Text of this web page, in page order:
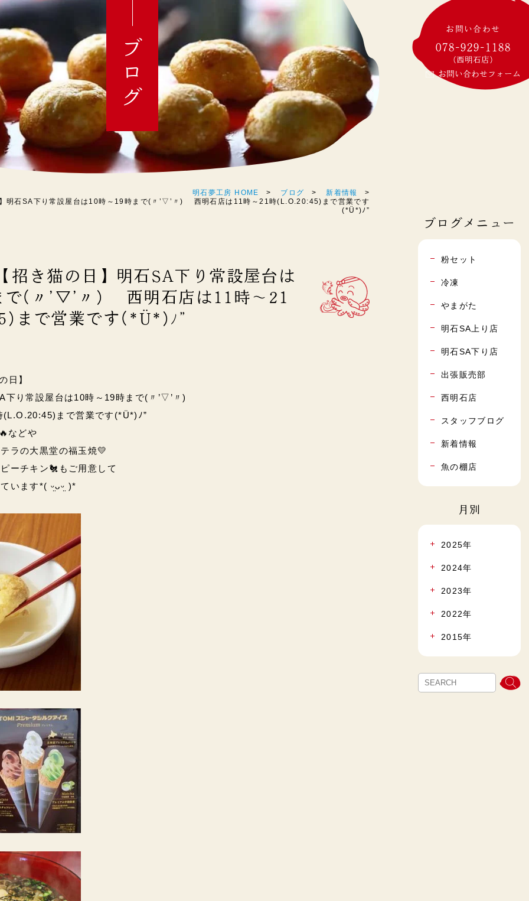
ブログ
明石夢工房 HOME ブログ
新着情報
明石SA下り常設屋台は10時～19時まで(〃’▽’〃) 西明石店は11時～21時(L.O.20:45)まで営業です
(*Ü*)ﾉ”
招き猫の日】明石SA下り常設屋台は
で(〃’▽’〃) 西明石店は11時～21
まで営業です(*Ü*)ﾉ”
日】
り常設屋台は10時～19時まで(〃’▽’〃)
(L.O.20:45)まで営業です(*Ü*)ﾉ”
などや
ラの大黒堂の福玉焼💛
ーチキン🐔もご用意して
います*( ᵕ̤ᴗᵕ̤ )*
お問い合わせ
078-929-1188
(西明石店)
お問い合わせフォーム
ブログメニュー
粉セット
冷凍
やまがた
明石SA上り店
明石SA下り店
出張販売部
西明石店
スタッフブログ
新着情報
魚の棚店
月別
2025年
2024年
2023年
2022年
2015年